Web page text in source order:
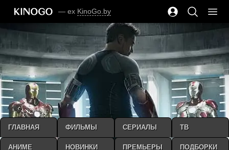
— ex KinoGo.by
ГЛАВНАЯ ФИЛЬМЫ СЕРИАЛЫ ТВ
АНИМЕ НОВИНКИ ПРЕМЬЕРЫ ПОДБОРКИ